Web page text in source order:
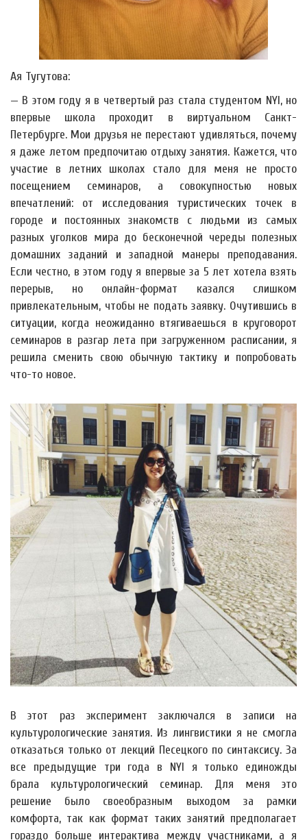
Ая Тугутова:
— В этом году я в четвертый раз стала студентом NYI, но
впервые школа проходит в виртуальном Санкт-
Петербурге. Мои друзья не перестают удивляться, почему
я даже летом предпочитаю отдыху занятия. Кажется, что
участие в летних школах стало для меня не просто
посещением семинаров, а совокупностью новых
впечатлений: от исследования туристических точек в
городе и постоянных знакомств с людьми из самых
разных уголков мира до бесконечной череды полезных
домашних заданий и западной манеры преподавания.
Если честно, в этом году я впервые за 5 лет хотела взять
перерыв, но онлайн-формат казался слишком
привлекательным, чтобы не подать заявку. Очутившись в
ситуации, когда неожиданно втягиваешься в круговорот
семинаров в разгар лета при загруженном расписании, я
решила сменить свою обычную тактику и попробовать
что-то новое.
В этот раз эксперимент заключался в записи на
культурологические занятия. Из лингвистики я не смогла
отказаться только от лекций Песецкого по синтаксису. За
все предыдущие три года в NYI я только единожды
брала культурологический семинар. Для меня это
решение было своеобразным выходом за рамки
комфорта, так как формат таких занятий предполагает
гораздо больше интерактива между участниками, а я